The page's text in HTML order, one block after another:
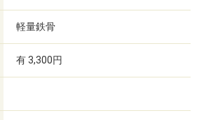
軽量鉄骨
有 3,300円